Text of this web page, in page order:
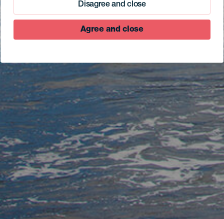
Disagree and close
Agree and close